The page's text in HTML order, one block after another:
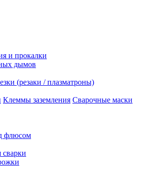
и прокалки
дымов
(резаки / плазматроны)
Клеммы заземления Сварочные маски
флюсом